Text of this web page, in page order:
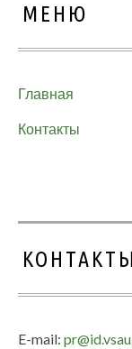
МЕНЮ
Главная
Контакты
КОНТАКТЫ
E-mail: